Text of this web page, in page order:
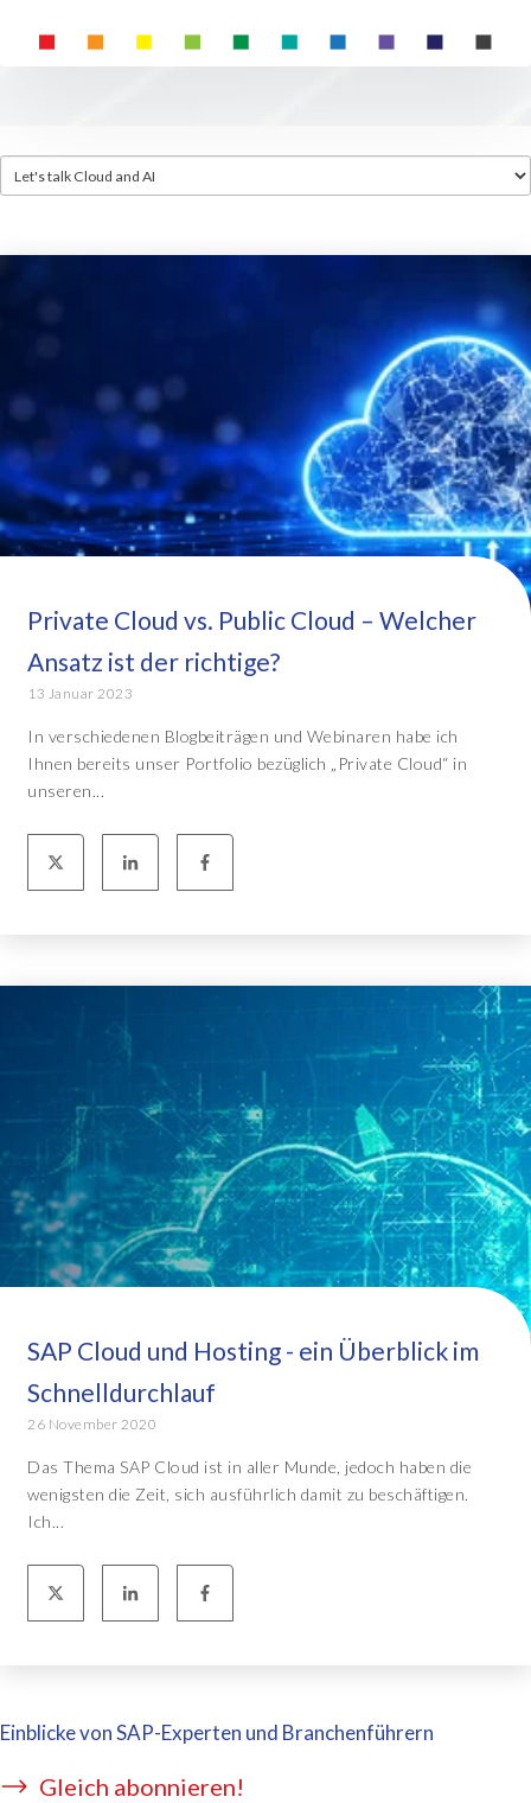
Private Cloud vs. Public Cloud – Welcher
Ansatz ist der richtige?
13 Januar 2023
In verschiedenen Blogbeiträgen und Webinaren habe ich
Ihnen bereits unser Portfolio bezüglich „Private Cloud“ in
unseren...
SAP Cloud und Hosting - ein Überblick im
Schnelldurchlauf
26 November 2020
Das Thema SAP Cloud ist in aller Munde, jedoch haben die
wenigsten die Zeit, sich ausführlich damit zu beschäftigen.
Ich...
Einblicke von SAP-Experten und Branchenführern
Gleich abonnieren!